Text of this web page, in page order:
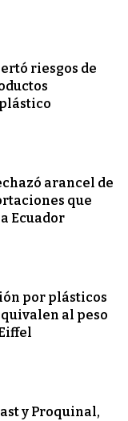
riesgos de
arancel de
que
Ecuador
por plásticos
al peso
y Proquinal,